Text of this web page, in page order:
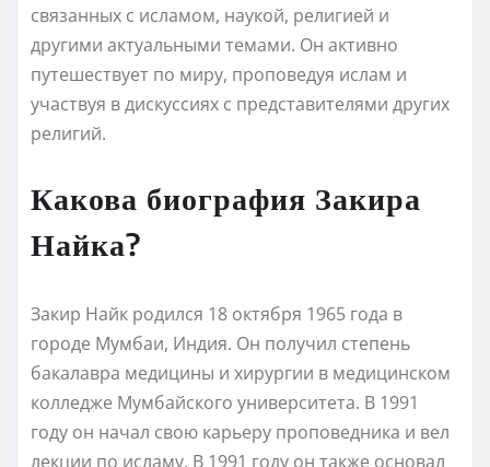
связанных с исламом, наукой, религией и
другими актуальными темами. Он активно
путешествует по миру, проповедуя ислам и
участвуя в дискуссиях с представителями других
религий.
Какова биография Закира
Найка?
Закир Найк родился 18 октября 1965 года в
городе Мумбаи, Индия. Он получил степень
бакалавра медицины и хирургии в медицинском
колледже Мумбайского университета. В 1991
году он начал свою карьеру проповедника и вел
лекции по исламу. В 1991 году он также основал